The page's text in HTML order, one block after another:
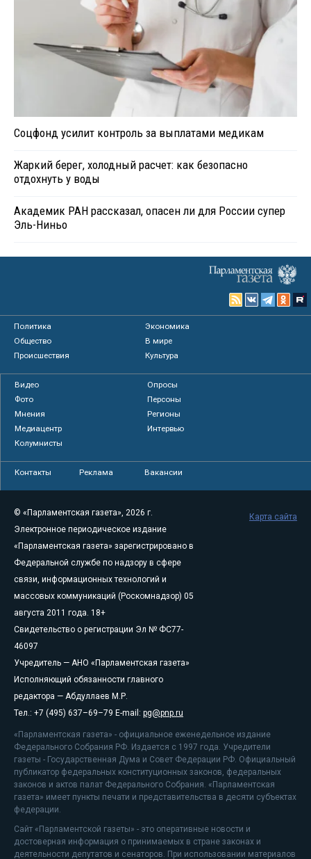
Соцфонд усилит контроль за выплатами медикам
Жаркий берег, холодный расчет: как безопасно
отдохнуть у воды
Академик РАН рассказал, опасен ли для России супер
Эль-Ниньо
Политика
Экономика
Общество
В мире
Происшествия
Культура
Видео
Опросы
Фото
Персоны
Мнения
Регионы
Медиацентр
Интервью
Колумнисты
Контакты Реклама Вакансии
© «Парламентская газета», 2026 г.
Электронное периодическое издание
«Парламентская газета» зарегистрировано в
Федеральной службе по надзору в сфере
связи, информационных технологий и
массовых коммуникаций (Роскомнадзор) 05
августа 2011 года. 18+
Свидетельство о регистрации Эл № ФС77-
46097
Учредитель — АНО «Парламентская газета»
Исполняющий обязанности главного
редактора — Абдуллаев М.Р.
Тел.: +7 (495) 637–69–79 E-mail: pg@pnp.ru
«Парламентская газета» - официальное еженедельное издание
Федерального Собрания РФ. Издается с 1997 года. Учредители
газеты - Государственная Дума и Совет Федерации РФ. Официальный
публикатор федеральных конституционных законов, федеральных
законов и актов палат Федерального Собрания. «Парламентская
газета» имеет пункты печати и представительства в десяти субъектах
федерации.
Сайт «Парламентской газеты» - это оперативные новости и
достоверная информация о принимаемых в стране законах и
деятельности депутатов и сенаторов. При использовании материалов
Карта сайта